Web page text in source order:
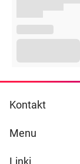
Kontakt
Menu
Linki